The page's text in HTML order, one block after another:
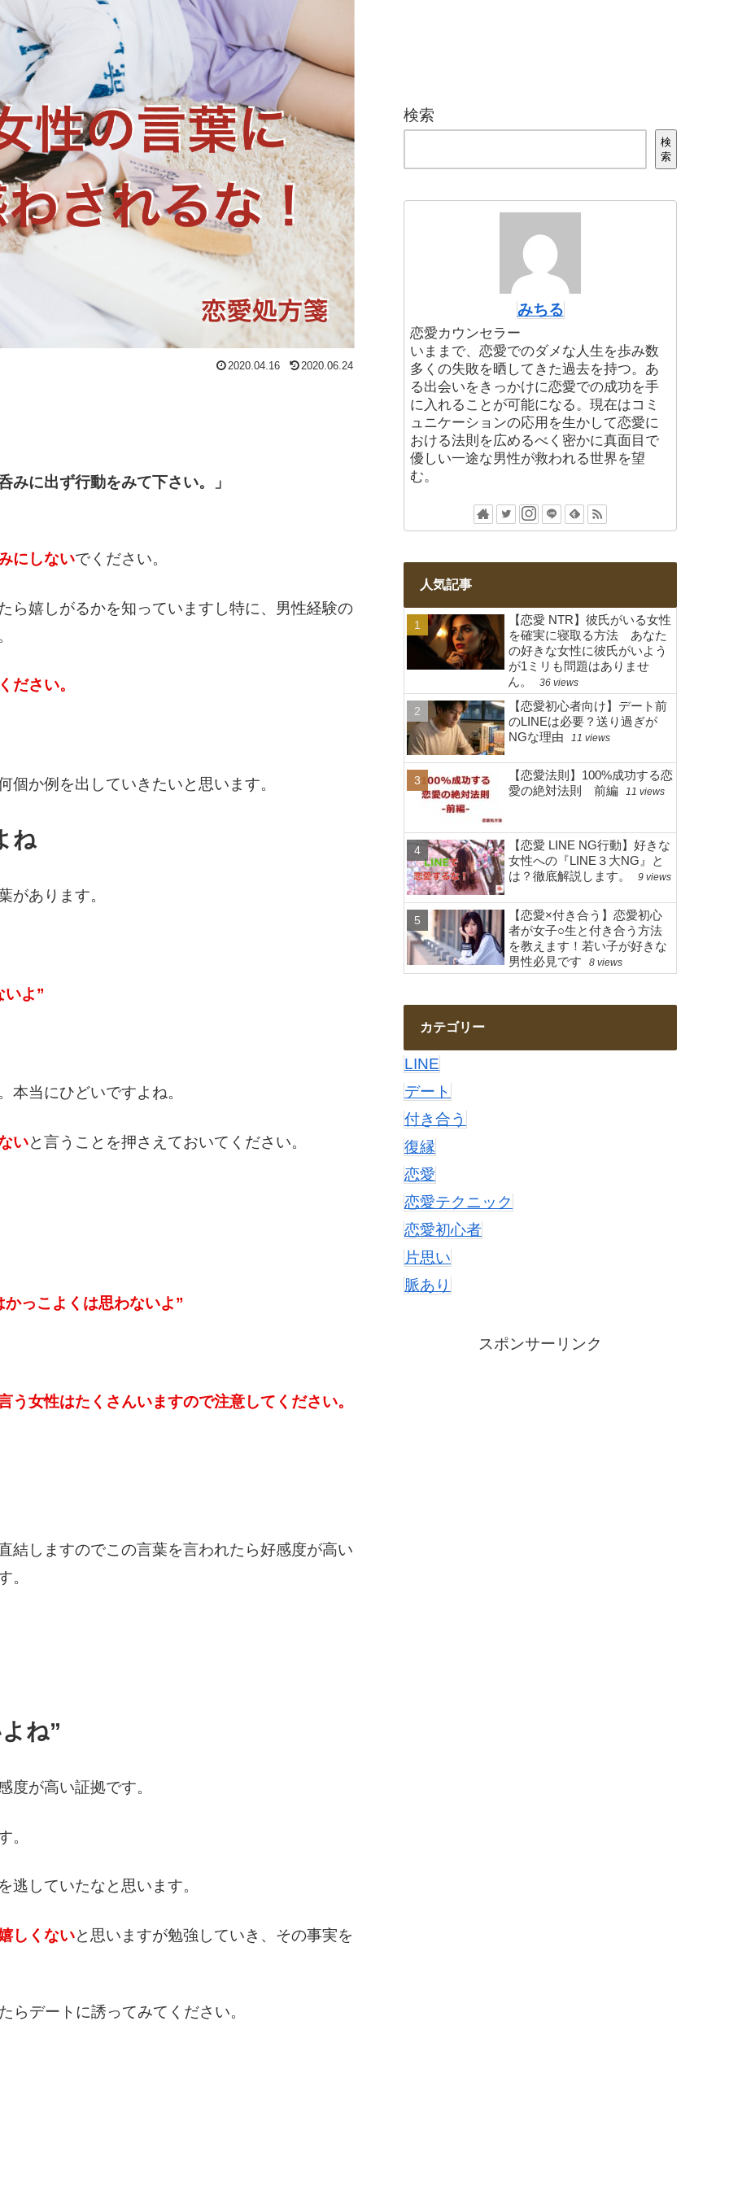
2020.04.16 2020.06.24
に出ず行動をみて下さい。」
にしないでください。
ら嬉しがるかを知っていますし特に、男性経験の
ださい。
か例を出していきたいと思います。
ね
があります。
いよ”
本当にひどいですよね。
いと言うことを押さえておいてください。
っこよくは思わないよ”
う女性はたくさんいますので注意してください。
結しますのでこの言葉を言われたら好感度が高い
。
ね”
度が高い証拠です。
。
逃していたなと思います。
しくないと思いますが勉強していき、その事実を
らデートに誘ってみてください。
検索
検
索
みちる
恋愛カウンセラー
いままで、恋愛でのダメな人生を歩み数
多くの失敗を晒してきた過去を持つ。あ
る出会いをきっかけに恋愛での成功を手
に入れることが可能になる。現在はコミ
ュニケーションの応用を生かして恋愛に
おける法則を広めるべく密かに真面目で
優しい一途な男性が救われる世界を望
む。
人気記事
【恋愛 NTR】彼氏がいる女性
を確実に寝取る方法 あなた
の好きな女性に彼氏がいよう
が1ミリも問題はありませ
ん。
36 views
【恋愛初心者向け】デート前
のLINEは必要？送り過ぎが
NGな理由
11 views
【恋愛法則】100%成功する恋
愛の絶対法則 前編
11 views
【恋愛 LINE NG行動】好きな
女性への『LINE３大NG』と
は？徹底解説します。
9 views
【恋愛×付き合う】恋愛初心
者が女子○生と付き合う方法
を教えます！若い子が好きな
男性必見です
8 views
カテゴリー
LINE
デート
付き合う
復縁
恋愛
恋愛テクニック
恋愛初心者
片思い
脈あり
スポンサーリンク